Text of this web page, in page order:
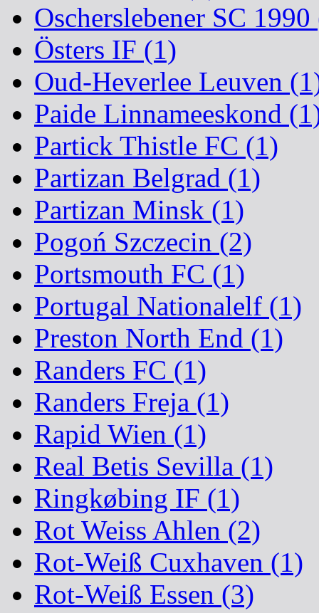
Oscherslebener SC
Östers IF (1)
Oud-Heverlee Leuven
Paide Linnameeskond
Partick Thistle FC (1)
Partizan Belgrad (1)
Partizan Minsk (1)
Pogoń Szczecin (2)
Portsmouth FC (1)
Portugal Nationalelf (1)
Preston North End (1)
Randers FC (1)
Randers Freja (1)
Rapid Wien (1)
Real Betis Sevilla (1)
Ringkøbing IF (1)
Rot Weiss Ahlen (2)
Rot-Weiß Cuxhaven (1)
Rot-Weiß Essen (3)